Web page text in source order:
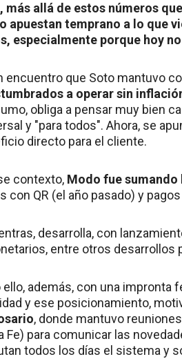
más allá de estos números
apuestan temprano a lo que
especialmente porque hoy
encuentro que Soto mantuvo
a operar sin
obliga a pensar muy bien
y "para todos". Ahora, se
directo para el cliente.
contexto, Modo fue
con QR (el año pasado) y
desarrolla, con
entre otros
ello, además, con una impronta
y ese posicionamiento,
, donde mantuvo
Fe) para comunicar las
todos los días el sistema y